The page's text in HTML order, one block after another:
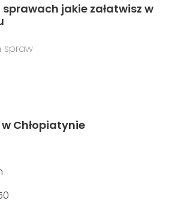
jakie załatwisz w
spraw
Chłopiatynie